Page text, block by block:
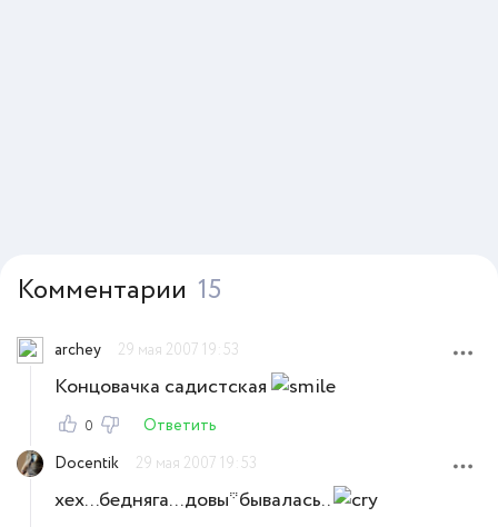
Комментарии 15
archey 29 мая 2007 19:53
Концовачка садистская
0
Ответить
Docentik
29 мая 2007 19:53
хех...бедняга...довы*бывалась..